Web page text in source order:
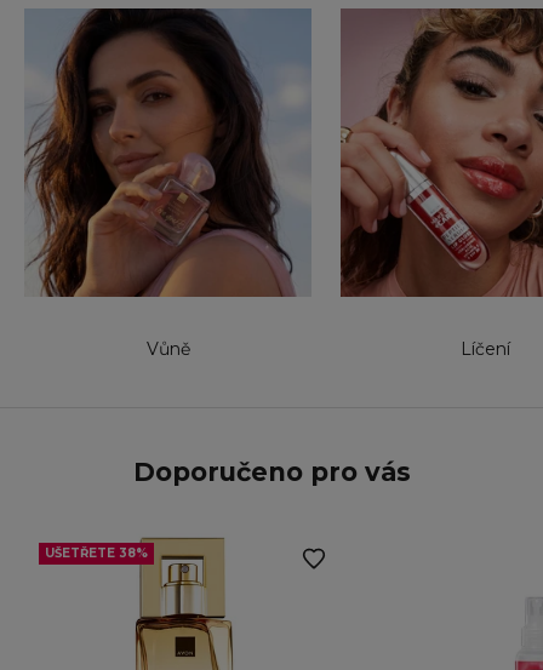
Vůně Líčení
Doporučeno pro vás
UŠETŘETE 38%